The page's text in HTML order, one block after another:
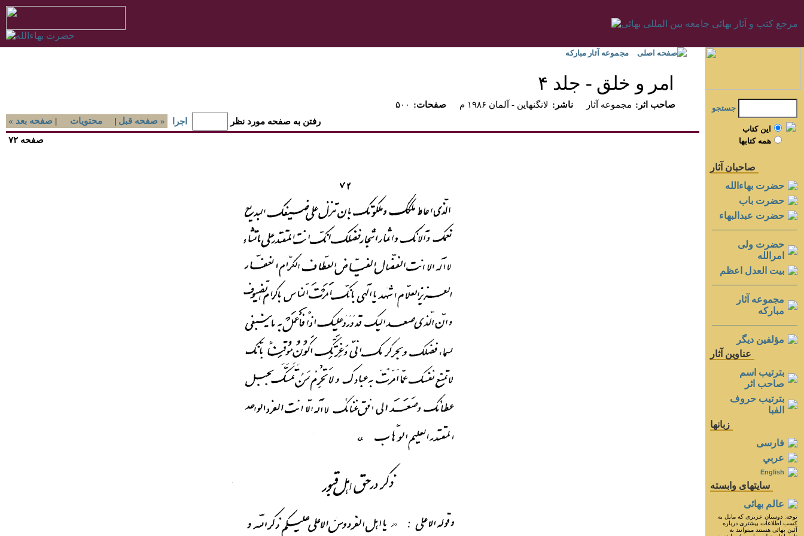
صفحه اصلی مجموعه آثار مبارکه
امر و خلق - جلد ۴
۵۰۰ :صفحات لانگنهاين - آلمان ۱۹۸۶ م :ناشر مجموعه آثار
:صاحب اثر
« صفحه بعد | محتويات | صفحه قبل » رفتن به صفحه مورد نظر
اجرا
جستجو
اين کتاب
همه کتابها
صاحبان آثار
حضرت بهاءالله
حضرت باب
حضرت عبدالبهاء
حضرت ولی
امرالله
بيت العدل اعظم
مجموعه آثار
مباركه
مؤلفين ديگر
عناوين آثار
بترتيب اسم
صاحب اثر
بترتيب حروف
الفبا
زبانها
فارسی
عربي
English
سايتهای وابسته
عالم بهائی
توجه: دوستان عزيزى كه مايل به
كسب اطلاعات بيشترى درباره
آئين بهائى هستند ميتوانند به